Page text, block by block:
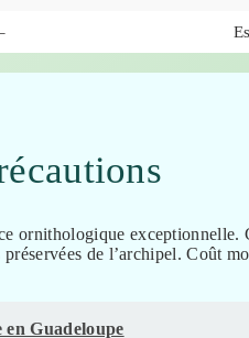
ornithologique
de l’archipel. Coût
en Guadeloupe